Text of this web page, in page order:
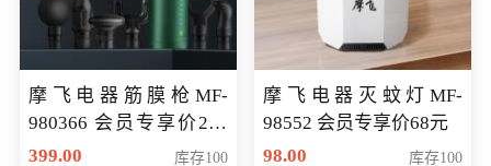
摩飞电器筋膜枪MF-
980366 会员专享价299
元
399.00 库存100
摩飞电器灭蚊灯MF-
98552 会员专享价68元
98.00
库存100